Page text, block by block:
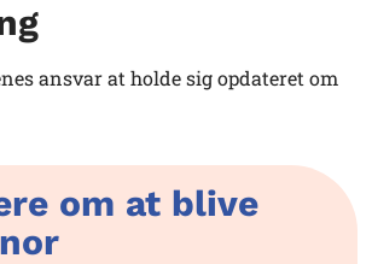
ansvar at holde sig opdateret om
om at blive